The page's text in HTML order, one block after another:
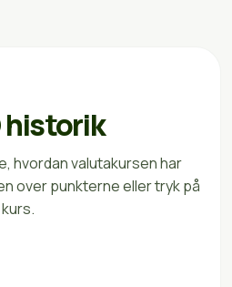
historik
hvordan valutakursen har
over punkterne eller tryk på